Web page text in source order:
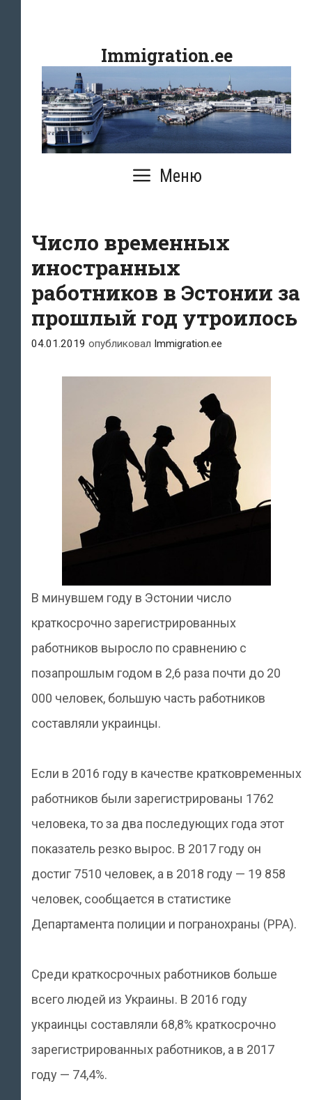
содержимомуImmigration.ee
Меню
Число временных
иностранных
работников в Эстонии за
прошлый год утроилось
04.01.2019 опубликовал Immigration.ee
В минувшем году в Эстонии число
краткосрочно зарегистрированных
работников выросло по сравнению с
позапрошлым годом в 2,6 раза почти до 20
000 человек, большую часть работников
составляли украинцы.
Если в 2016 году в качестве кратковременных
работников были зарегистрированы 1762
человека, то за два последующих года этот
показатель резко вырос. В 2017 году он
достиг 7510 человек, а в 2018 году — 19 858
человек, сообщается в статистике
Департамента полиции и погранохраны (PPA).
Среди краткосрочных работников больше
всего людей из Украины. В 2016 году
украинцы составляли 68,8% краткосрочно
зарегистрированных работников, а в 2017
году — 74,4%.